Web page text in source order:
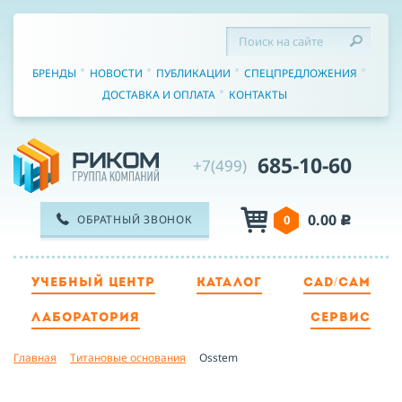
БРЕНДЫ НОВОСТИ ПУБЛИКАЦИИ
СПЕЦПРЕДЛОЖЕНИЯ
ДОСТАВКА И ОПЛАТА
КОНТАКТЫ
+7(499) 685-10-60
ОБРАТНЫЙ ЗВОНОК 0 0.00 c
УЧЕБНЫЙ ЦЕНТР КАТАЛОГ CAD/CAM
ЛАБОРАТОРИЯ СЕРВИС
Главная Титановые основания Osstem